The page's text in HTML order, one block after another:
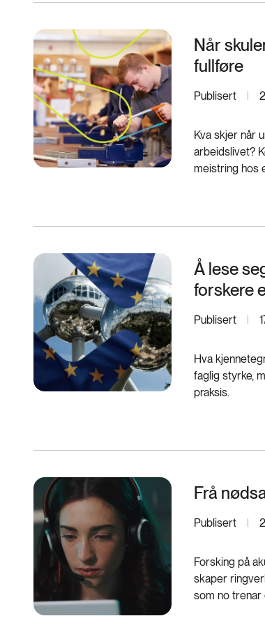
Når
fullføre
Publisert
Kva skjer når
arbeidslivet?
meistring hos
Å lese
forskere
Publisert
Hva
faglig styrke,
praksis.
Frå
Publisert
Forsking på
skaper
som no trenar